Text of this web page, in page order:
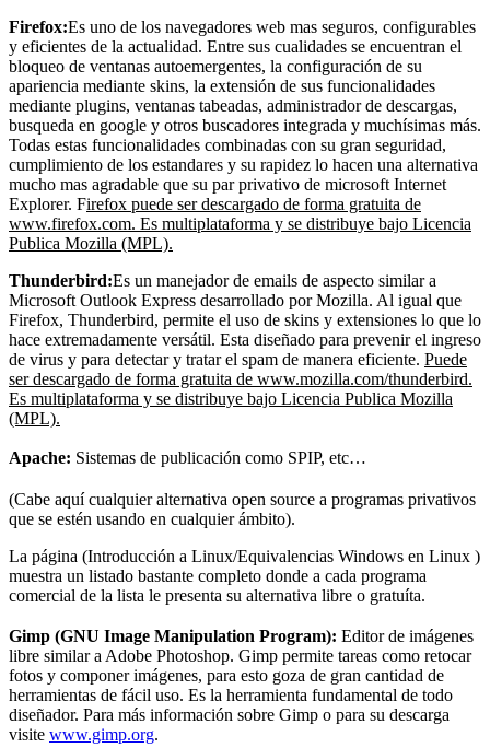
Firefox:Es uno de los navegadores web mas seguros, configurables
y eficientes de la actualidad. Entre sus cualidades se encuentran el
bloqueo de ventanas autoemergentes, la configuración de su
apariencia mediante skins, la extensión de sus funcionalidades
mediante plugins, ventanas tabeadas, administrador de descargas,
busqueda en google y otros buscadores integrada y muchísimas más.
Todas estas funcionalidades combinadas con su gran seguridad,
cumplimiento de los estandares y su rapidez lo hacen una alternativa
mucho mas agradable que su par privativo de microsoft Internet
Explorer. Firefox puede ser descargado de forma gratuita de
www.firefox.com. Es multiplataforma y se distribuye bajo Licencia
Publica Mozilla (MPL).
Thunderbird:Es un manejador de emails de aspecto similar a
Microsoft Outlook Express desarrollado por Mozilla. Al igual que
Firefox, Thunderbird, permite el uso de skins y extensiones lo que lo
hace extremadamente versátil. Esta diseñado para prevenir el ingreso
de virus y para detectar y tratar el spam de manera eficiente. Puede
ser descargado de forma gratuita de www.mozilla.com/thunderbird.
Es multiplataforma y se distribuye bajo Licencia Publica Mozilla
(MPL).
Apache: Sistemas de publicación como SPIP, etc…
(Cabe aquí cualquier alternativa open source a programas privativos
que se estén usando en cualquier ámbito).
La página (Introducción a Linux/Equivalencias Windows en Linux )
muestra un listado bastante completo donde a cada programa
comercial de la lista le presenta su alternativa libre o gratuíta.
Gimp (GNU Image Manipulation Program): Editor de imágenes
libre similar a Adobe Photoshop. Gimp permite tareas como retocar
fotos y componer imágenes, para esto goza de gran cantidad de
herramientas de fácil uso. Es la herramienta fundamental de todo
diseñador. Para más información sobre Gimp o para su descarga
visite www.gimp.org.